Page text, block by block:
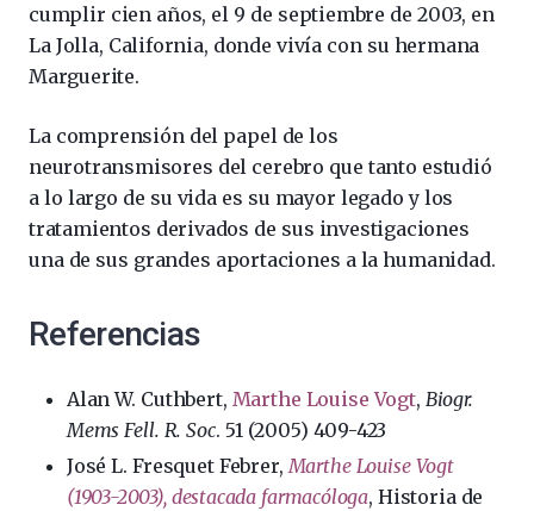
cumplir cien años, el 9 de septiembre de 2003, en
La Jolla, California, donde vivía con su hermana
Marguerite.
La comprensión del papel de los
neurotransmisores del cerebro que tanto estudió
a lo largo de su vida es su mayor legado y los
tratamientos derivados de sus investigaciones
una de sus grandes aportaciones a la humanidad.
Referencias
Alan W. Cuthbert, Marthe Louise Vogt, Biogr.
Mems Fell. R. Soc. 51 (2005) 409-423
José L. Fresquet Febrer,Marthe Louise Vogt
(1903-2003), destacada farmacóloga, Historia de